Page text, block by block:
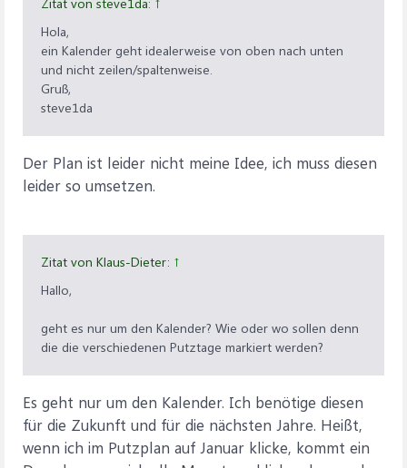
Hola,
ein Kalender geht idealerweise von oben nach unten
und nicht zeilen/spaltenweise.
Gruß,
steve1da
Der Plan ist leider nicht meine Idee, ich muss diesen
leider so umsetzen.
Zitat von Klaus-Dieter: ↑
Hallo,
geht es nur um den Kalender? Wie oder wo sollen denn
die die verschiedenen Putztage markiert werden?
Es geht nur um den Kalender. Ich benötige diesen
für die Zukunft und für die nächsten Jahre. Heißt,
wenn ich im Putzplan auf Januar klicke, kommt ein